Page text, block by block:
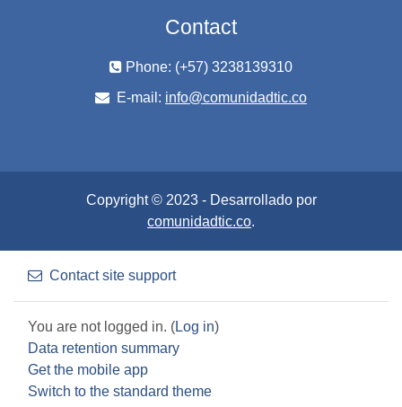
Contact
Phone: (+57) 3238139310
E-mail: info@comunidadtic.co
Copyright © 2023 - Desarrollado por
comunidadtic.co.
Contact site support
You are not logged in. (Log in)
Data retention summary
Get the mobile app
Switch to the standard theme